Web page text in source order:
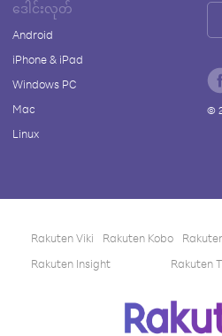
ဒေါင်းလုတ်
Android
iPhone & iPad
Windows PC
Mac
Linux
©
Rakuten Viki Rakuten Kobo
Rakuten Insight
Rakuten